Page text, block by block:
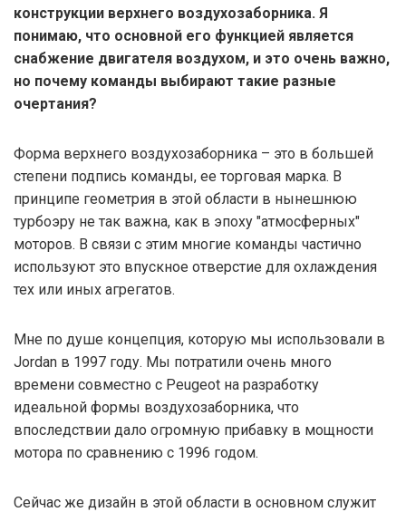
конструкции верхнего воздухозаборника. Я
понимаю, что основной его функцией является
снабжение двигателя воздухом, и это очень важно,
но почему команды выбирают такие разные
очертания?
Форма верхнего воздухозаборника – это в большей
степени подпись команды, ее торговая марка. В
принципе геометрия в этой области в нынешнюю
турбоэру не так важна, как в эпоху "атмосферных"
моторов. В связи с этим многие команды частично
используют это впускное отверстие для охлаждения
тех или иных агрегатов.
Мне по душе концепция, которую мы использовали в
Jordan в 1997 году. Мы потратили очень много
времени совместно с Peugeot на разработку
идеальной формы воздухозаборника, что
впоследствии дало огромную прибавку в мощности
мотора по сравнению с 1996 годом.
Сейчас же дизайн в этой области в основном служит